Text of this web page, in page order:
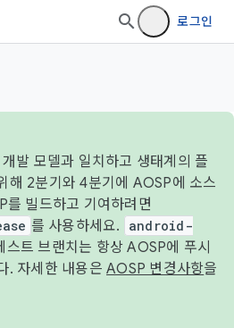
로그인
발 모델과 일치하고 생태계의 플
해 2분기와 4분기에 AOSP에 소스
를 빌드하고 기여하려면
를 사용하세요.
android-
스트 브랜치는 항상 AOSP에 푸시
. 자세한 내용은 AOSP 변경사항을